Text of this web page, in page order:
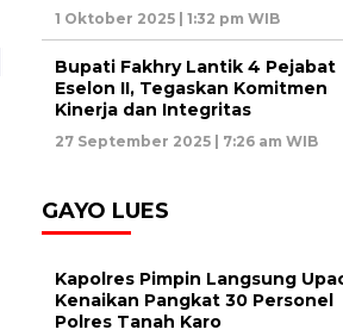
1 Oktober 2025 | 1:32 pm WIB
Bupati Fakhry Lantik 4 Pejabat
Eselon II, Tegaskan Komitmen
Kinerja dan Integritas
27 September 2025 | 7:26 am WIB
GAYO LUES
Kapolres Pimpin Langsung
Kenaikan Pangkat 30 Personel
Polres Tanah Karo